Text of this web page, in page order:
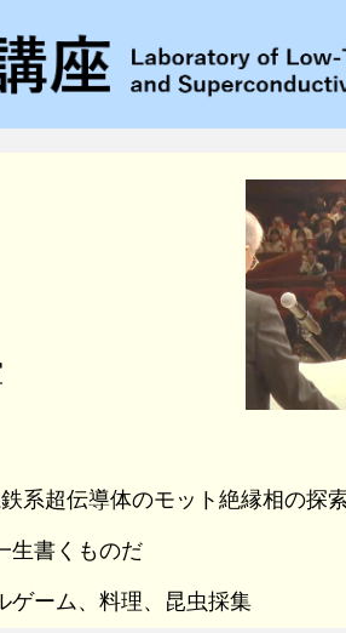
鉄系超伝導体のモット絶縁相の探
生書くものだ
ゲーム、料理、昆虫採集